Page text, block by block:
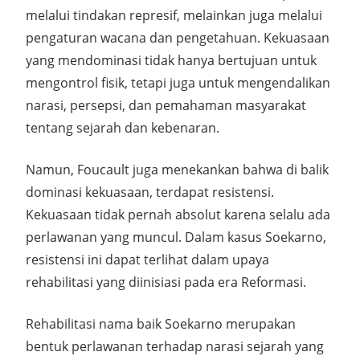
melalui tindakan represif, melainkan juga melalui
pengaturan wacana dan pengetahuan. Kekuasaan
yang mendominasi tidak hanya bertujuan untuk
mengontrol fisik, tetapi juga untuk mengendalikan
narasi, persepsi, dan pemahaman masyarakat
tentang sejarah dan kebenaran.
Namun, Foucault juga menekankan bahwa di balik
dominasi kekuasaan, terdapat resistensi.
Kekuasaan tidak pernah absolut karena selalu ada
perlawanan yang muncul. Dalam kasus Soekarno,
resistensi ini dapat terlihat dalam upaya
rehabilitasi yang diinisiasi pada era Reformasi.
Rehabilitasi nama baik Soekarno merupakan
bentuk perlawanan terhadap narasi sejarah yang